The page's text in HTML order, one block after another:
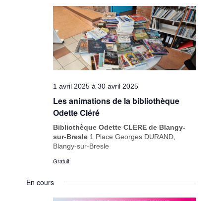
1 avril 2025 à30 avril 2025
Les animations de la bibliothèque
Odette Cléré
Bibliothèque Odette CLERE de Blangy-
sur-Bresle 1 Place Georges DURAND,
Blangy-sur-Bresle
Gratuit
En cours